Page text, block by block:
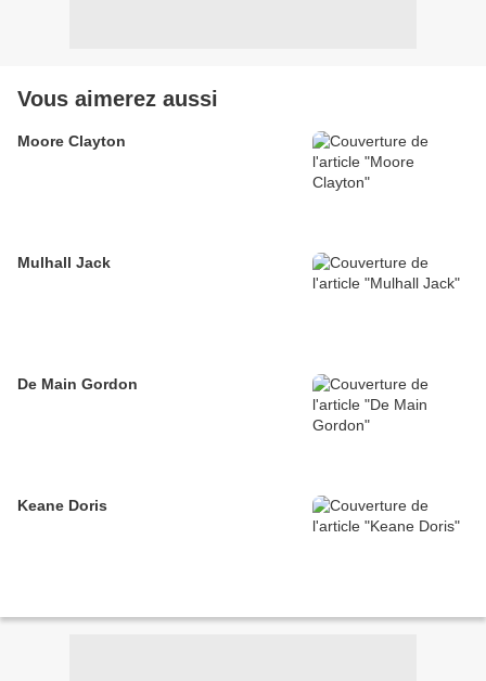
Vous aimerez aussi
Moore Clayton
Mulhall Jack
De Main Gordon
Keane Doris